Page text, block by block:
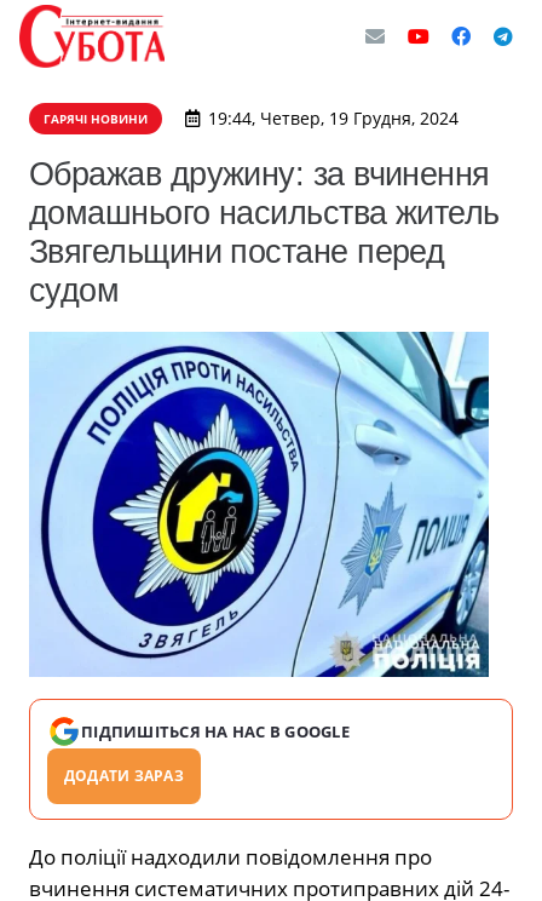
ГАРЯЧІ НОВИНИ 19:44, Четвер, 19 Грудня, 2024
Ображав дружину: за вчинення
домашнього насильства житель
Звягельщини постане перед
судом
ПІДПИШІТЬСЯ НА НАС В GOOGLE
ДОДАТИ ЗАРАЗ
До поліції надходили повідомлення про
вчинення систематичних протиправних дій 24-